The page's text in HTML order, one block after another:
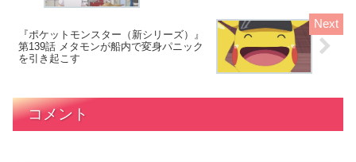
『ポケットモンスター（新シリーズ）』
第139話 メタモンが船内で変身パニック
を引き起こす
コメント